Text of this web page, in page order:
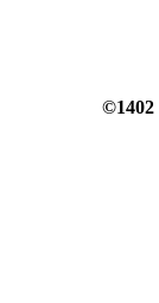
1402©